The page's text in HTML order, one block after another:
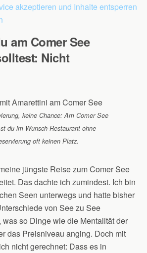
akzeptieren und Inhalte entsperren
am Comer See
Nicht
keine Chance: Am Comer See
du im Wunsch-Restaurant ohne
oft keinen Platz.
jüngste Reise zum Comer See
Das dachte ich zumindest. Ich bin
Seen unterwegs und hatte bisher
von See zu See
so Dinge wie die Mentalität der
das Preisniveau anging. Doch mit
nicht gerechnet: Dass es in